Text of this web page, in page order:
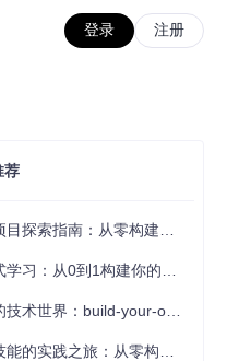
登录 注册
荐
索指南：从零构建技术能力体系
：从0到1构建你的编程知识体系
：build-your-own-x项目的实践探索指南
践之旅：从零构建你的技术世界